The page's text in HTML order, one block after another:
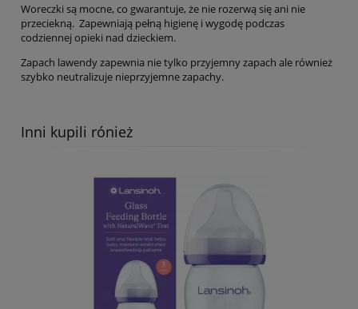
Woreczki są mocne, co gwarantuje, że nie rozerwą się ani nie
przeciekną. Zapewniają pełną higienę i wygodę podczas
codziennej opieki nad dzieckiem.
Zapach lawendy zapewnia nie tylko przyjemny zapach ale również
szybko neutralizuje nieprzyjemne zapachy.
Inni kupili rónież